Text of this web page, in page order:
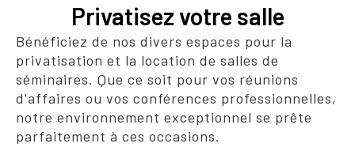
Privatisez votre salle
Bénéficiez de nos divers espaces pour la
privatisation et la location de salles de
séminaires. Que ce soit pour vos réunions
d'affaires ou vos conférences professionnelles,
notre environnement exceptionnel se prête
parfaitement à ces occasions.